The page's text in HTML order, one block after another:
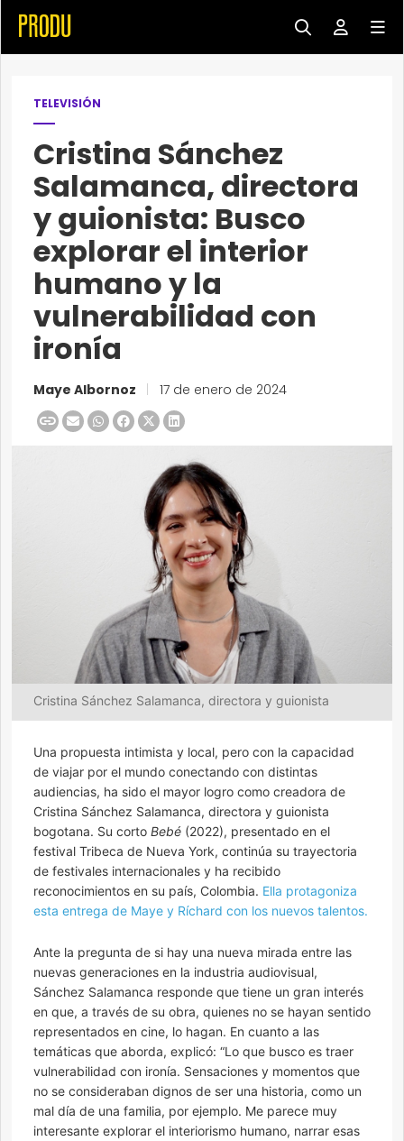
TELEVISIÓN
Cristina Sánchez
Salamanca, directora
y guionista: Busco
explorar el interior
humano y la
vulnerabilidad con
ironía
Maye Albornoz 17 de enero de 2024
Cristina Sánchez Salamanca, directora y guionista
Una propuesta intimista y local, pero con la capacidad
de viajar por el mundo conectando con distintas
audiencias, ha sido el mayor logro como creadora de
Cristina Sánchez Salamanca, directora y guionista
bogotana. Su corto Bebé (2022), presentado en el
festival Tribeca de Nueva York, continúa su trayectoria
de festivales internacionales y ha recibido
reconocimientos en su país, Colombia. Ella protagoniza
esta entrega de Maye y Ríchard con los nuevos talentos.
Ante la pregunta de si hay una nueva mirada entre las
nuevas generaciones en la industria audiovisual,
Sánchez Salamanca responde que tiene un gran interés
en que, a través de su obra, quienes no se hayan sentido
representados en cine, lo hagan. En cuanto a las
temáticas que aborda, explicó: “Lo que busco es traer
vulnerabilidad con ironía. Sensaciones y momentos que
no se consideraban dignos de ser una historia, como un
mal día de una familia, por ejemplo. Me parece muy
interesante explorar el interiorismo humano, narrar esas